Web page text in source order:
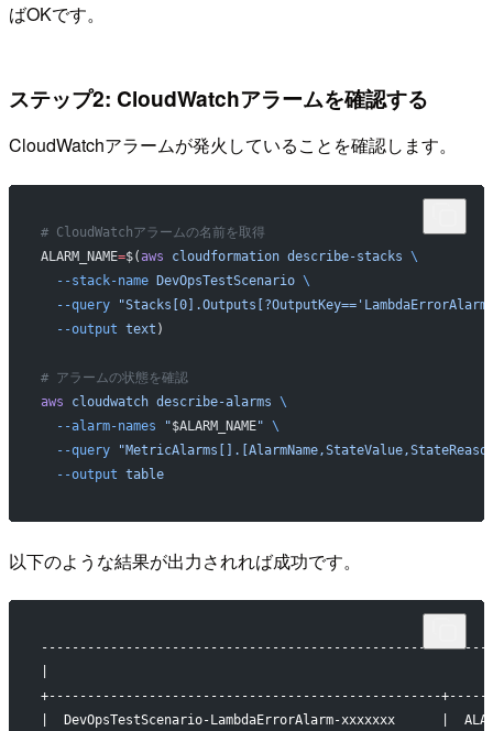
ばOKです。
ステップ2: CloudWatchアラームを確認する
CloudWatchアラームが発火していることを確認します。
# CloudWatchアラームの名前を取得
ALARM_NAME=$(aws cloudformation describe-stacks \
  --stack-name
DevOpsTestScenario \
  --query
  --output
text )
# アラームの状態を確認
aws cloudwatch describe-alarms \
  --alarm-names
"$ALARM_NAME" \
  --query
  --output
table
以下のような結果が出力されれば成功です。
+---------------------------------------------------
|  DevOpsTestScenario-LambdaErrorAlarm-xxxxxxx      |